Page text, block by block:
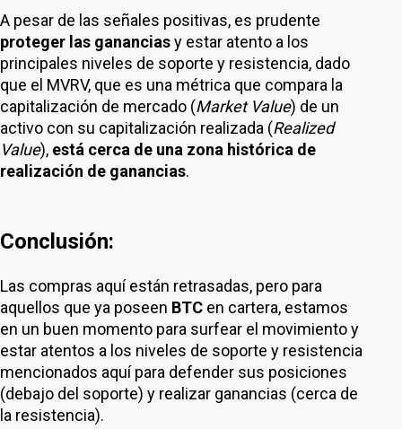
A pesar de las señales positivas, es prudente
proteger las gananciasy estar atento a los
principales niveles de soporte y resistencia, dado
que el MVRV, que es una métrica que compara la
capitalización de mercado (Market Value) de un
activo con su capitalización realizada (Realized
Value), está cerca de una zona histórica de
realización de ganancias.
Conclusión:
Las compras aquí están retrasadas, pero para
aquellos que ya poseen BTC en cartera, estamos
en un buen momento para surfear el movimiento y
estar atentos a los niveles de soporte y resistencia
mencionados aquí para defender sus posiciones
(debajo del soporte) y realizar ganancias (cerca de
la resistencia).